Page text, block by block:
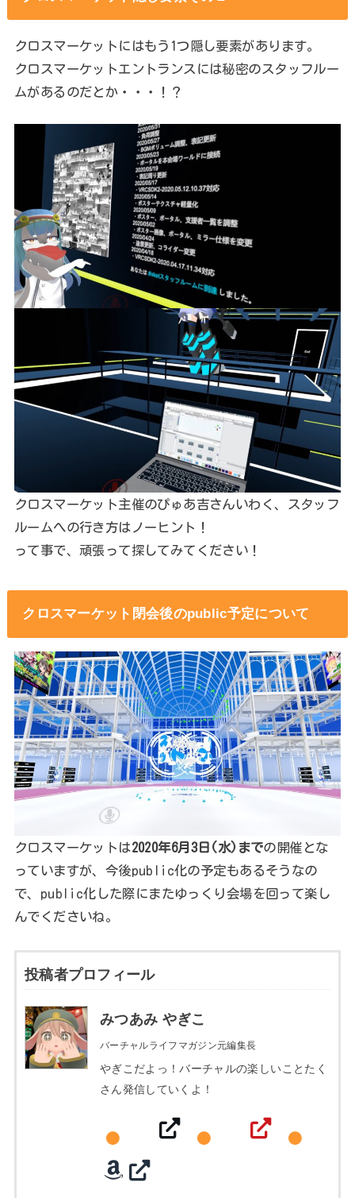
クロスマーケットにはもう1つ隠し要素があります。
クロスマーケットエントランスには秘密のスタッフルー
ムがあるのだとか・・・！？
クロスマーケット主催のぴゅあ吉さんいわく、スタッフ
ルームへの行き方はノーヒント！
って事で、頑張って探してみてください！
クロスマーケット閉会後のpublic予定について
クロスマーケットは2020年6月3日(水)までの開催とな
っていますが、今後public化の予定もあるそうなの
で、public化した際にまたゆっくり会場を回って楽し
んでくださいね。
投稿者プロフィール
みつあみ やぎこ
バーチャルライフマガジン元編集長
やぎこだよっ！バーチャルの楽しいことたく
さん発信していくよ！